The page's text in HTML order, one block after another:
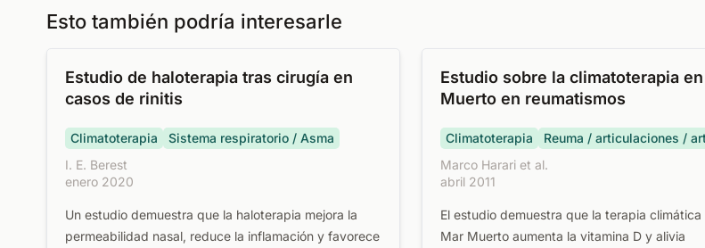
Esto también podría interesarle
Estudio de haloterapia tras cirugía en
casos de rinitis
Climatoterapia
Sistema respiratorio / Asma
I. E. Berest
enero 2020
Un estudio demuestra que la haloterapia mejora la
permeabilidad nasal, reduce la inflamación y favorece
Estudio sobre la climatoterapia
Muerto en reumatismos
Climatoterapia
Reuma / articulaciones /
Marco Harari et al.
abril 2011
El estudio demuestra que la terapia climática
Mar Muerto aumenta la vitamina D y alivia